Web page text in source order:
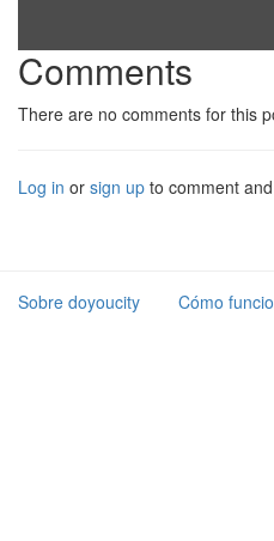
Comments
There are no comments for this
Log in or sign up to comment
Sobre doyoucity Cómo